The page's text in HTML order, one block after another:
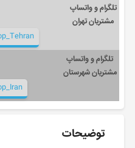
تلگرام و واتساپ
مشتریان تهران
تلگرام و واتساپ
مشتریان شهرستان
توضیحات